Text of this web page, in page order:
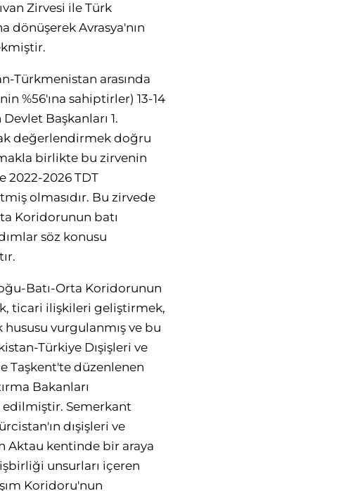
Zirvesi ile Türk
dönüşerek Avrasya'nın
Türkmenistan arasında
%56'ına sahiptirler) 13-14
Başkanları 1.
değerlendirmek doğru
birlikte bu zirvenin
2022-2026 TDT
olmasıdır. Bu zirvede
Koridorunun batı
söz konusu
Batı-Orta Koridorunun
ticari ilişkileri geliştirmek,
vurgulanmış ve bu
Türkiye Dışişleri ve
Taşkent'te düzenlenen
Bakanları
edilmiştir. Semerkant
dışişleri ve
Aktau kentinde bir araya
unsurları içeren
Koridoru'nun